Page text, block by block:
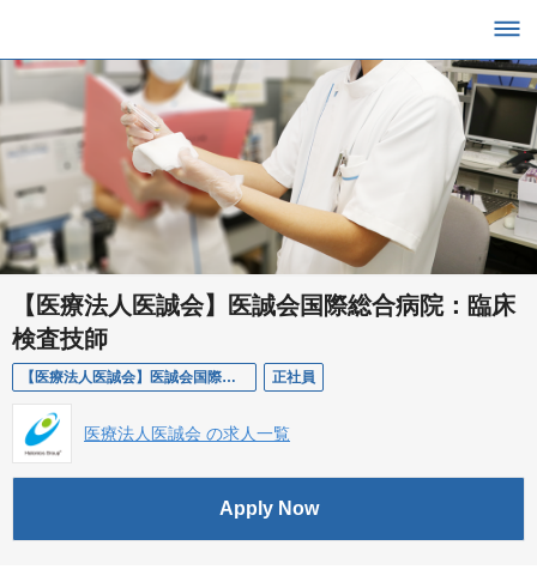
【医療法人医誠会】医誠会国際総合病院：臨床
検査技師
【医療法人医誠会】医誠会国際総合病院：臨床検査技師 正社員
医療法人医誠会 の求人一覧
Apply Now